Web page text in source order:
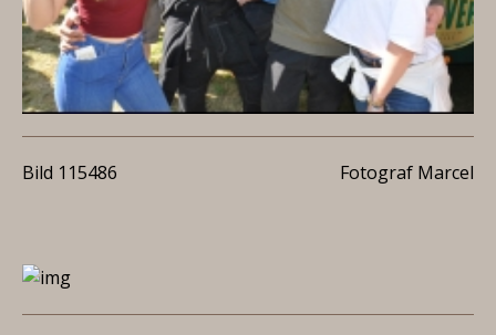
Bild 115486 Fotograf Marcel